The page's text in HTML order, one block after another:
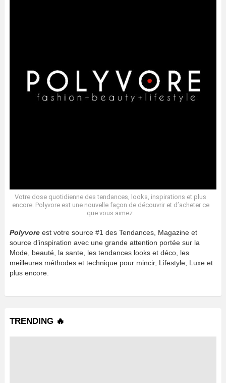
Votre dose quotidienne des tendances, looks, inspirations et plus
encore. Polyvore est une nouvelle façon de découvrir et d’acheter ce
que vous aimez.
Polyvore est votre source #1 des Tendances, Magazine et
source d’inspiration avec une grande attention portée sur la
Mode, beauté, la sante, les tendances looks et déco, les
meilleures méthodes et technique pour mincir, Lifestyle, Luxe et
plus encore.
TRENDING 🔥